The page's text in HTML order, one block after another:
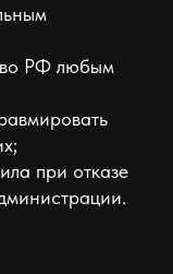
РФ любым
при отказе